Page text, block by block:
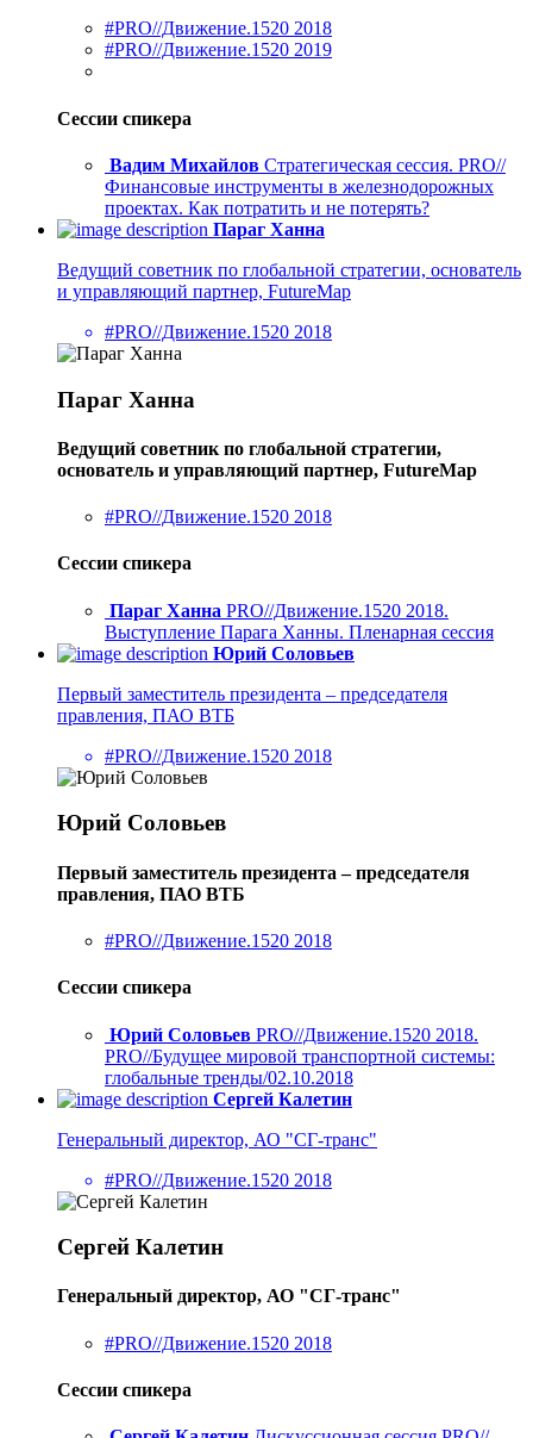
#PRO//Движение.1520 2018
#PRO//Движение.1520 2019
Сессии спикера
Вадим Михайлов Стратегическая сессия. PRO//
Финансовые инструменты в железнодорожных
проектах. Как потратить и не потерять?
Параг Ханна
Ведущий советник по глобальной стратегии, основатель
и управляющий партнер, FutureMap
#PRO//Движение.1520 2018
Параг Ханна
Ведущий советник по глобальной стратегии,
основатель и управляющий партнер, FutureMap
#PRO//Движение.1520 2018
Сессии спикера
Параг Ханна PRO//Движение.1520 2018.
Выступление Парага Ханны. Пленарная сессия
Юрий Соловьев
Первый заместитель президента – председателя
правления, ПАО ВТБ
#PRO//Движение.1520 2018
Юрий Соловьев
Первый заместитель президента – председателя
правления, ПАО ВТБ
#PRO//Движение.1520 2018
Сессии спикера
Юрий Соловьев PRO//Движение.1520 2018.
PRO//Будущее мировой транспортной системы:
глобальные тренды/02.10.2018
Сергей Калетин
Генеральный директор, АО "СГ-транс"
#PRO//Движение.1520 2018
Сергей Калетин
Генеральный директор, АО "СГ-транс"
#PRO//Движение.1520 2018
Сессии спикера